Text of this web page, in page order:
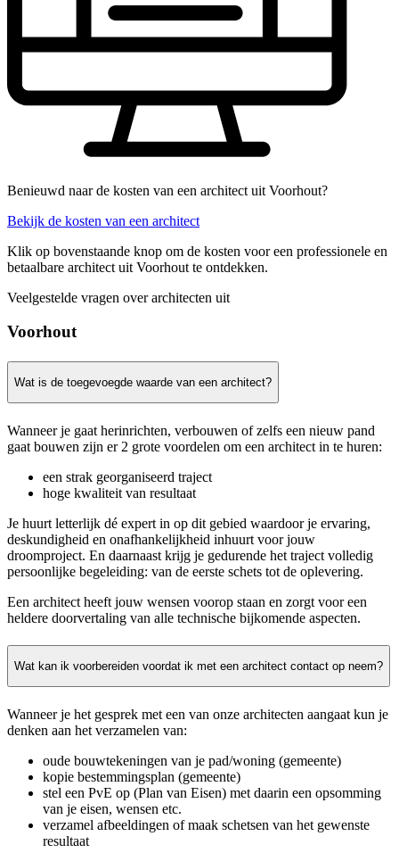
Benieuwd naar de kosten van een architect uit Voorhout?
Bekijk de kosten van een architect
Klik op bovenstaande knop om de kosten voor een professionele en
betaalbare architect uit Voorhout te ontdekken.
Veelgestelde vragen over architecten uit
Voorhout
Wat is de toegevoegde waarde van een architect?
Wanneer je gaat herinrichten, verbouwen of zelfs een nieuw pand
gaat bouwen zijn er 2 grote voordelen om een architect in te huren:
een strak georganiseerd traject
hoge kwaliteit van resultaat
Je huurt letterlijk dé expert in op dit gebied waardoor je ervaring,
deskundigheid en onafhankelijkheid inhuurt voor jouw
droomproject. En daarnaast krijg je gedurende het traject volledig
persoonlijke begeleiding: van de eerste schets tot de oplevering.
Een architect heeft jouw wensen voorop staan en zorgt voor een
heldere doorvertaling van alle technische bijkomende aspecten.
Wat kan ik voorbereiden voordat ik met een architect contact op neem?
Wanneer je het gesprek met een van onze architecten aangaat kun je
denken aan het verzamelen van:
oude bouwtekeningen van je pad/woning (gemeente)
kopie bestemmingsplan (gemeente)
stel een PvE op (Plan van Eisen) met daarin een opsomming
van je eisen, wensen etc.
verzamel afbeeldingen of maak schetsen van het gewenste
resultaat